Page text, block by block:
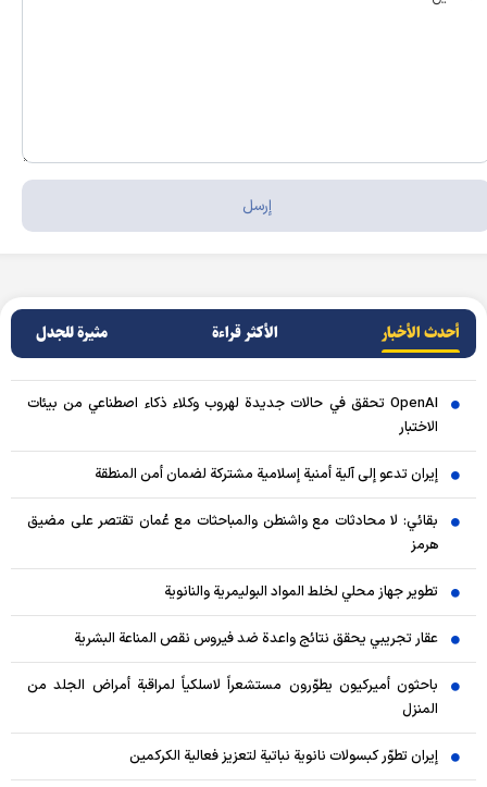
أحدث الأخبار الأکثر قراءة مثيرة للجدل
OpenAI تحقق في حالات جديدة لهروب وكلاء ذكاء اصطناعي من بيئات
الاختبار
إيران تدعو إلى آلية أمنية إسلامية مشتركة لضمان أمن المنطقة
بقائي: لا محادثات مع واشنطن والمباحثات مع عُمان تقتصر على مضيق
هرمز
تطوير جهاز محلي لخلط المواد البوليمرية والنانوية
عقار تجريبي يحقق نتائج واعدة ضد فيروس نقص المناعة البشرية
باحثون أميركيون يطوّرون مستشعراً لاسلكياً لمراقبة أمراض الجلد من
المنزل
إيران تطوّر كبسولات نانوية نباتية لتعزيز فعالية الكركمين